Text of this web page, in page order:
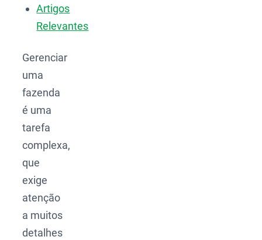
Artigos
Relevantes
Gerenciar
uma
fazenda
é uma
tarefa
complexa,
que
exige
atenção
a muitos
detalhes